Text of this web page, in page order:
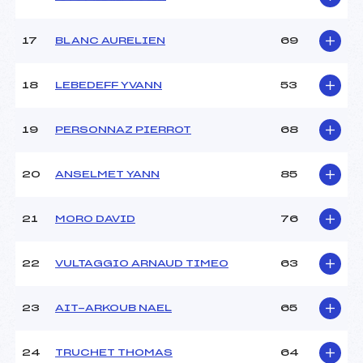
17 BLANC AURELIEN 69
18 LEBEDEFF YVANN 53
19 PERSONNAZ PIERROT 68
20 ANSELMET YANN 85
21 MORO DAVID 76
22 VULTAGGIO ARNAUD TIMEO 63
23 AIT-ARKOUB NAEL 65
24 TRUCHET THOMAS 64